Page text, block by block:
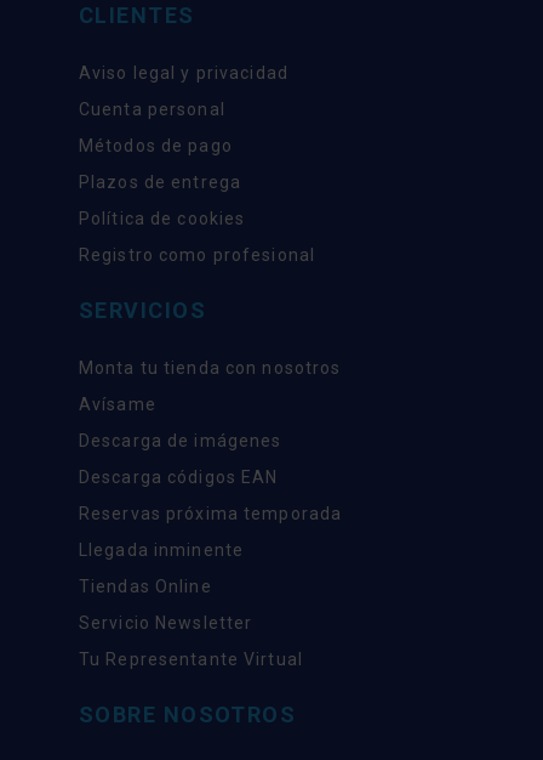
CLIENTES
Aviso legal y privacidad
Cuenta personal
Métodos de pago
Plazos de entrega
Política de cookies
Registro como profesional
SERVICIOS
Monta tu tienda con nosotros
Avísame
Descarga de imágenes
Descarga códigos EAN
Reservas próxima temporada
Llegada inminente
Tiendas Online
Servicio Newsletter
Tu Representante Virtual
SOBRE NOSOTROS